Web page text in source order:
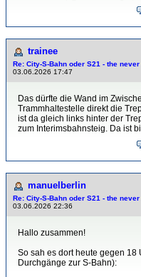
trainee
Re: City-S-Bahn oder S21 - the
03.06.2026 17:47
Das dürfte die Wand im
Trammhaltestelle direkt die
ist da gleich links hinter der
zum Interimsbahnsteig. Da ist
manuelberlin
Re: City-S-Bahn oder S21 - the
03.06.2026 22:36
Hallo zusammen!
So sah es dort heute gegen
Durchgänge zur S-Bahn):